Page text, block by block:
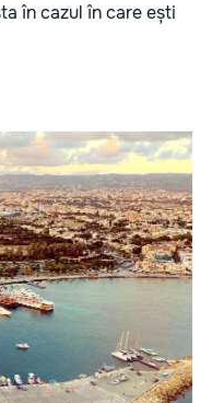
în cazul în care ești